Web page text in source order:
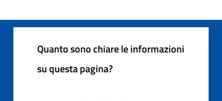
Quanto sono chiare le informazioni
su questa pagina?